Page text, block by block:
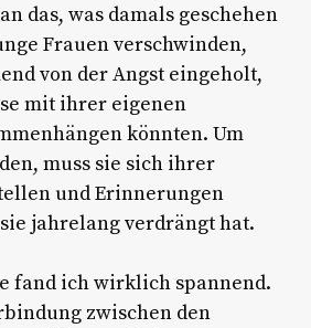
das, was damals geschehen
Frauen verschwinden,
von der Angst eingeholt,
mit ihrer eigenen
könnten. Um
muss sie sich ihrer
und Erinnerungen
jahrelang verdrängt hat.
fand ich wirklich spannend.
zwischen den